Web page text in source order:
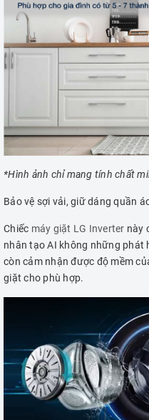
*Hình ảnh chỉ mang tính chất
Bảo vệ sợi vải, giữ dáng quần
Chiếc máy giặt LG Inverter này
nhân tạo AI không những phát
còn cảm nhận được độ mềm
giặt cho phù hợp.